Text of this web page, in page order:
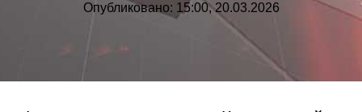
Опубликовано: 15:00, 20.03.2026
Контакт»